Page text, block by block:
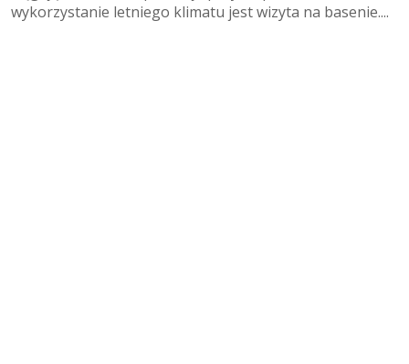
wykorzystanie letniego klimatu jest wizyta na basenie....